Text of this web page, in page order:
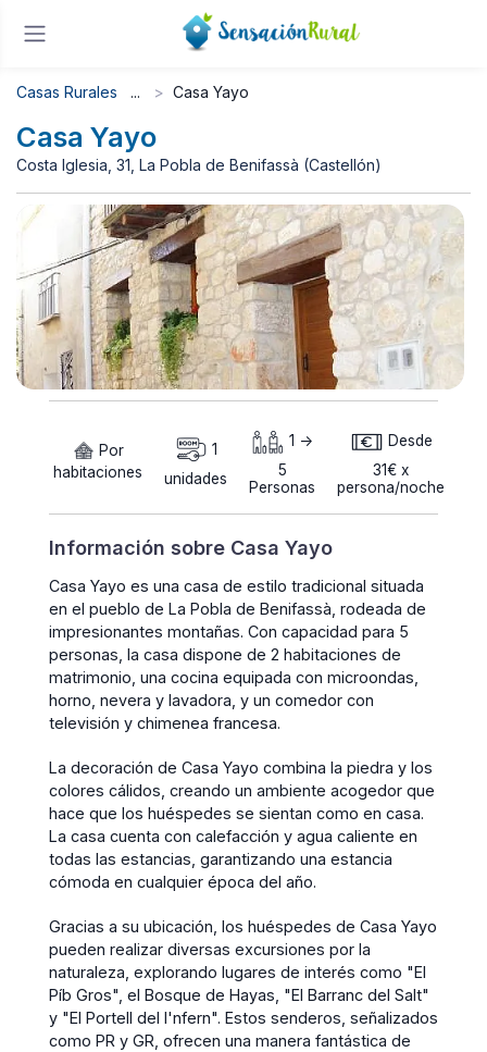
Casas Rurales Casa Yayo
Casa Yayo
Costa Iglesia, 31, La Pobla de Benifassà (Castellón)
Por
habitaciones
1
unidades
1 ->
5
Personas
Desde
31€ x
persona/noche
Información sobre Casa Yayo
Casa Yayo es una casa de estilo tradicional situada
en el pueblo de La Pobla de Benifassà, rodeada de
impresionantes montañas. Con capacidad para 5
personas, la casa dispone de 2 habitaciones de
matrimonio, una cocina equipada con microondas,
horno, nevera y lavadora, y un comedor con
televisión y chimenea francesa.
La decoración de Casa Yayo combina la piedra y los
colores cálidos, creando un ambiente acogedor que
hace que los huéspedes se sientan como en casa.
La casa cuenta con calefacción y agua caliente en
todas las estancias, garantizando una estancia
cómoda en cualquier época del año.
Gracias a su ubicación, los huéspedes de Casa Yayo
pueden realizar diversas excursiones por la
naturaleza, explorando lugares de interés como "El
Píb Gros", el Bosque de Hayas, "El Barranc del Salt"
y "El Portell del I'nfern". Estos senderos, señalizados
como PR y GR, ofrecen una manera fantástica de